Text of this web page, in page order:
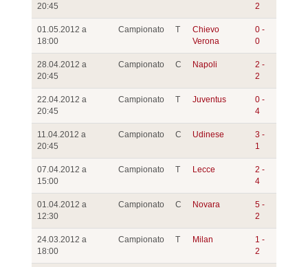
20:45
2
01.05.2012 a
18:00
Campionato T
Chievo
Verona
0 -
0
28.04.2012 a
20:45
Campionato C Napoli
2 -
2
22.04.2012 a
20:45
Campionato T Juventus
0 -
4
11.04.2012 a
20:45
Campionato C Udinese
3 -
1
07.04.2012 a
15:00
Campionato T Lecce
2 -
4
01.04.2012 a
12:30
Campionato C Novara
5 -
2
24.03.2012 a
18:00
Campionato T Milan
1 -
2